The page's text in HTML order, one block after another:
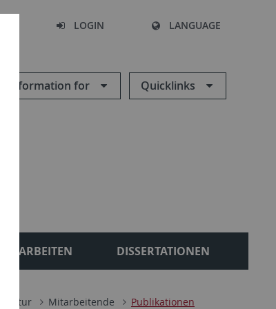
LOGIN LANGUAGE
Information for Quicklinks
DISSERTATIONEN
Mitarbeitende Publikationen